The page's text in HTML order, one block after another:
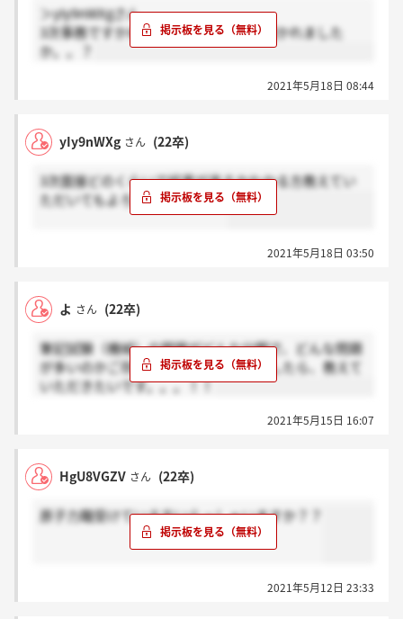
＞yIy9nWXgさん
3次事務ですかね？どのようなことを聞かれました
か。。？
2021年5月18日 08:44
yIy9nWXg さん (22卒)
3次面接どのくらいで結果が来るかわかる方教えてい
ただいてもよろしいでしょうか
2021年5月18日 03:50
よ さん (22卒)
筆記試験（機械）の問題がどんな分野で、どんな問題
が多いのかご存知の方いらっしゃいましたら、教えて
いただきたいです。。。！！
2021年5月15日 16:07
HgU8VGZV さん (22卒)
原子力職受けている方いらっしゃいますか？？
2021年5月12日 23:33